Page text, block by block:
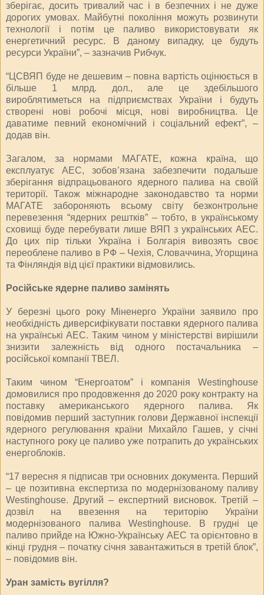
зберігає, досить тривалий час і в безпечних і не дуже
дорогих умовах. Майбутні покоління можуть розвинути
технології і потім це паливо використовувати як
енергетичний ресурс. В даному випадку, це будуть
ресурси України”, – зазначив Рибчук.
“ЦСВЯП буде не дешевим – повна вартість оцінюється в
більше 1 млрд. дол., але це здебільшого
вироблятиметься на підприємствах України і будуть
створені нові робочі місця, нові виробництва. Це
даватиме певний економічний і соціальний ефект”, –
додав він.
Загалом, за нормами МАГАТЕ, кожна країна, що
експлуатує АЕС, зобов’язана забезпечити подальше
зберігання відпрацьованого ядерного палива на своїй
території. Також міжнародне законодавство та норми
МАГАТЕ забороняють всьому світу безконтрольне
перевезення “ядерних рештків” – тобто, в українському
сховищі буде перебувати лише ВЯП з українських АЕС.
До цих пір тільки Україна і Болгарія вивозять своє
переоблене паливо в РФ – Чехія, Словаччина, Угорщина
та Фінляндія від цієї практики відмовились.
Російське ядерне паливо замінять
У березні цього року Міненерго України заявило про
необхідність диверсифікувати поставки ядерного палива
на українські АЕС. Таким чином у міністерстві вирішили
знизити залежність від одного постачальника –
російської компанії ТВЕЛ.
Таким чином “Енергоатом” і компанія Westinghouse
домовилися про продовження до 2020 року контракту на
поставку американського ядерного палива. Як
повідомив перший заступник голови Державної інспекції
ядерного регулювання країни Михайло Гашев, у січні
наступного року це паливо уже потрапить до українських
енергоблоків.
“17 вересня я підписав три основних документа. Перший
– це позитивна експертиза по модернізованому паливу
Westinghouse. Другий – експертний висновок. Третій –
дозвіл на ввезення на територію України
модернізованого палива Westinghouse. В грудні це
паливо прийде на Южно-Українську АЕС та орієнтовно в
кінці грудня – початку січня завантажиться в третій блок”,
– повідомив він.
Уран замість вугілля?